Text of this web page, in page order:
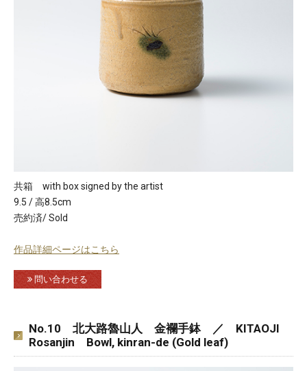
共箱 with box signed by the artist
9.5 / 高8.5cm
売約済/ Sold
作品詳細ページはこちら
問い合わせる
No.10 北大路魯山人 金襴手鉢 ／ KITAOJI
Rosanjin Bowl, kinran-de (Gold leaf)